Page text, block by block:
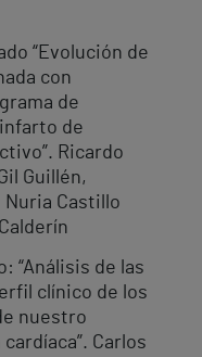
“Evolución de
con
de
de
Ricardo
Guillén,
Castillo
“Análisis de las
clínico de los
nuestro
Carlos